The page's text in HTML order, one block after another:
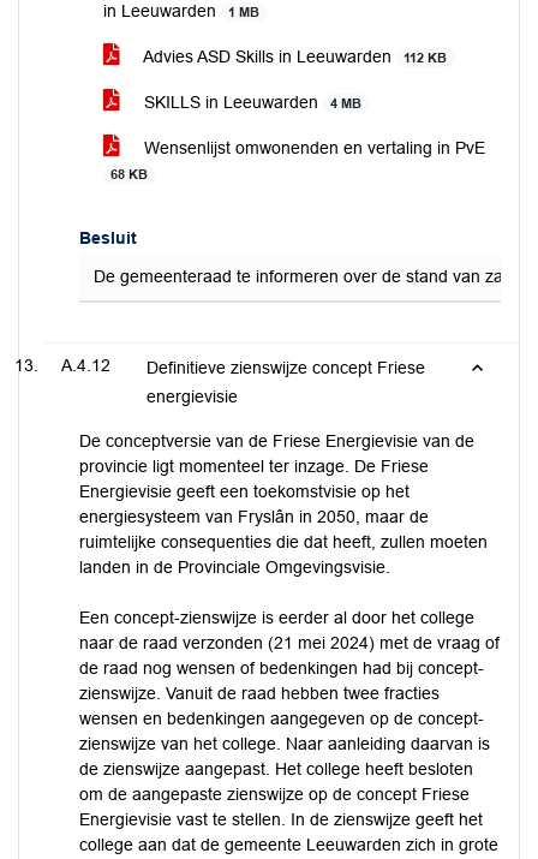
in Leeuwarden
1 MB
Advies ASD Skills in Leeuwarden 112 KB
SKILLS in Leeuwarden 4 MB
Wensenlijst omwonenden en vertaling in PvE
68 KB
Besluit
De gemeenteraad te informeren over de stand van
A.4.12
Definitieve zienswijze concept Friese
energievisie
De conceptversie van de Friese Energievisie van de
provincie ligt momenteel ter inzage. De Friese
Energievisie geeft een toekomstvisie op het
energiesysteem van Fryslân in 2050, maar de
ruimtelijke consequenties die dat heeft, zullen moeten
landen in de Provinciale Omgevingsvisie.
Een concept-zienswijze is eerder al door het college
naar de raad verzonden (21 mei 2024) met de vraag of
de raad nog wensen of bedenkingen had bij concept-
zienswijze. Vanuit de raad hebben twee fracties
wensen en bedenkingen aangegeven op de concept-
zienswijze van het college. Naar aanleiding daarvan is
de zienswijze aangepast. Het college heeft besloten
om de aangepaste zienswijze op de concept Friese
Energievisie vast te stellen. In de zienswijze geeft het
college aan dat de gemeente Leeuwarden zich in grote